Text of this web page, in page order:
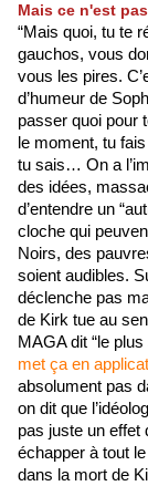
Mais ce n'est
“Mais quoi, tu te
gauchos, vous
vous les pires.
d’humeur de
passer quoi pour
le moment, tu
tu sais… On a
des idées,
d’entendre un
cloche qui
Noirs, des
soient audibles.
déclenche pas
de Kirk tue au
MAGA dit “le
met ça en
absolument pas
on dit que
pas juste un effet
échapper à tout
dans la mort de